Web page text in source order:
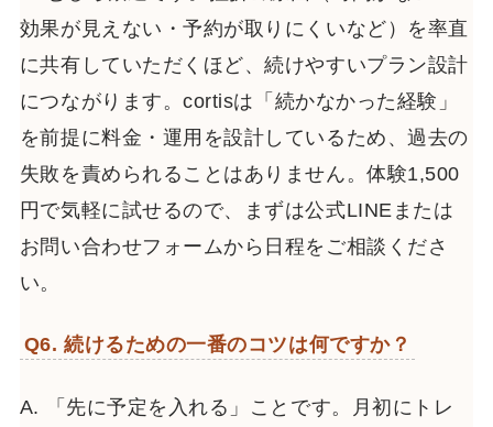
効果が見えない・予約が取りにくいなど）を率直
に共有していただくほど、続けやすいプラン設計
につながります。cortisは「続かなかった経験」
を前提に料金・運用を設計しているため、過去の
失敗を責められることはありません。体験1,500
円で気軽に試せるので、まずは公式LINEまたは
お問い合わせフォームから日程をご相談くださ
い。
Q6. 続けるための一番のコツは何ですか？
A. 「先に予定を入れる」ことです。月初にトレ